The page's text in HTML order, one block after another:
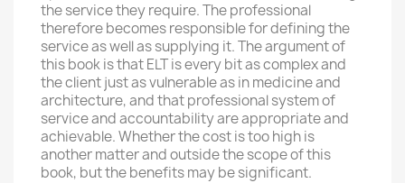
the service they require. The professional
therefore becomes responsible for defining the
service as well as supplying it. The argument of
this book is that ELT is every bit as complex and
the client just as vulnerable as in medicine and
architecture, and that professional system of
service and accountability are appropriate and
achievable. Whether the cost is too high is
another matter and outside the scope of this
book, but the benefits may be significant.